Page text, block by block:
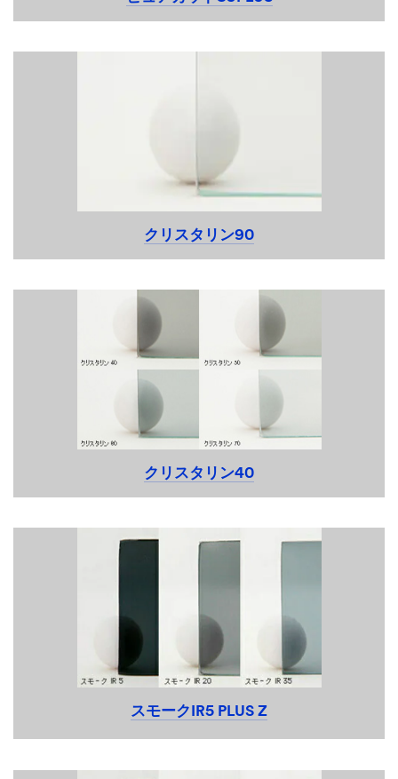
クリスタリン90
クリスタリン40
スモークIR5 PLUS Z
03,13